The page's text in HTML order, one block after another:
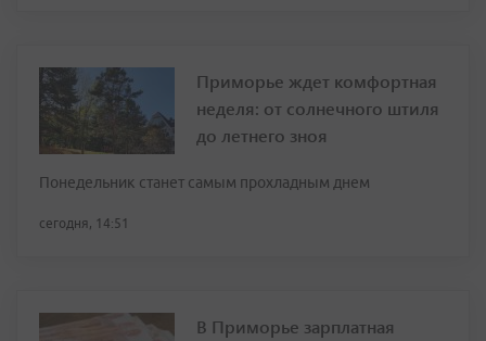
Приморье ждет комфортная
неделя: от солнечного штиля
до летнего зноя
Понедельник станет самым прохладным днем
сегодня, 14:51
В Приморье зарплатная